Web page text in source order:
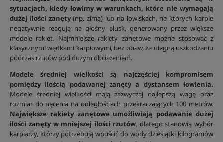
sytuacjach, kiedy łowimy w warunkach, które nie wymagają
dużej ilości zanęty(np. zimą) lub na łowiskach, na których karpie
negatywnie reagują na głośny plusk, generowany przez większe
modele rakiet. Najmniejsze rakiety zanętowe można stosować z
klasycznymi wędkami karpiowymi, bez obaw, że ulegną uszkodzeniu
podczas rzutów pod dużym obciążeniem.
Modele średniej wielkości są najczęściej kompromisem
pomiędzy ilością podawanej zanęty a dystansem łowienia.
Modele średniej wielkości mają zazwyczaj najlepszą wagę oraz
rozmiar do nęcenia na odległościach przekraczających 100 metrów.
Największe rakiety zanętowe umożliwiają podawanie dużej
ilości zanęty w mniejszej ilości rzutów, dlatego stanowią wybór
karpiarzy, którzy potrzebują wpuścić do wody dziesiątki kilogramów